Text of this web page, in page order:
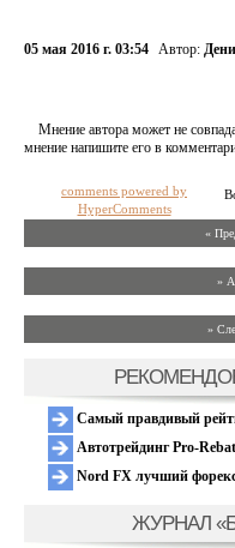
05 мая 2016 г. 03:54 Автор:
Мнение автора может не
мнение напишите его в
comments powered by
HyperComments
«
»
»
Самый правдивый
Автотрейдинг Pro-
Nord FX лучший форекс
ЖУРНАЛ